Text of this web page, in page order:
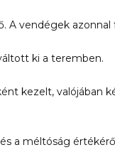
A vendégek azonnal
ki a teremben.
kezelt, valójában
a méltóság